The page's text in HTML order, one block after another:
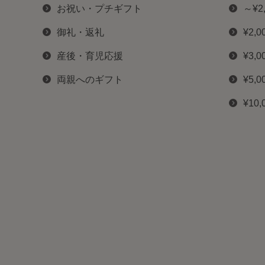
お祝い・プチギフト
御礼・返礼
産後・育児応援
両親へのギフト
～